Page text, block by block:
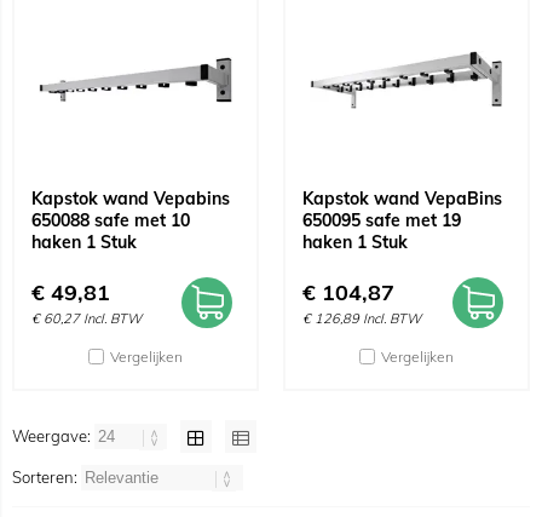
Kapstok wand Vepabins
650088 safe met 10
haken 1 Stuk
€ 49,81
€ 60,27 Incl. BTW
Vergelijken
Kapstok wand VepaBins
650095 safe met 19
haken 1 Stuk
€ 104,87
€ 126,89 Incl. BTW
Vergelijken
Weergave:
Sorteren: